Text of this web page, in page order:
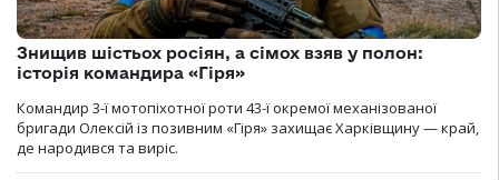
Знищив шістьох росіян, а сімох взяв у полон:
історія командира «Гіря»
Командир 3-ї мотопіхотної роти 43-ї окремої механізованої
бригади Олексій із позивним «Гіря» захищає Харківщину — край,
де народився та виріс.